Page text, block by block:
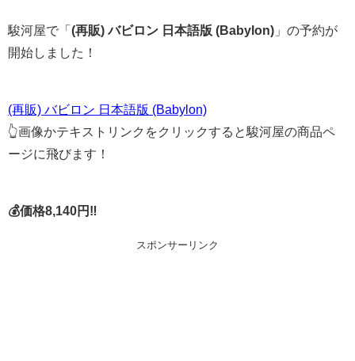
駿河屋で「 (再販) バビロン 日本語版 (Babylon) 」の予約が
開始しました！
(再販) バビロン 日本語版 (Babylon)
👆画像かテキストリンクをクリックすると駿河屋の商品ペ
ージに飛びます！
💰価格8,140円‼
スポンサーリンク